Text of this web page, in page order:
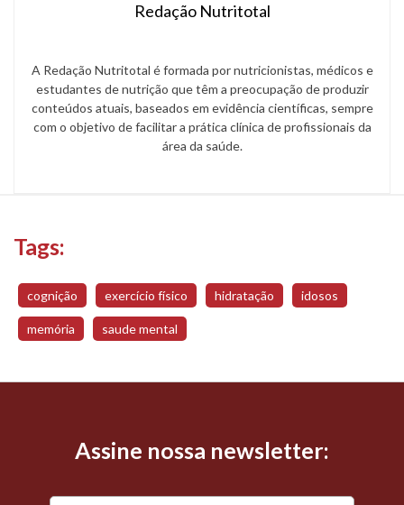
Redação Nutritotal
A Redação Nutritotal é formada por nutricionistas, médicos e
estudantes de nutrição que têm a preocupação de produzir
conteúdos atuais, baseados em evidência científicas, sempre
com o objetivo de facilitar a prática clínica de profissionais da
área da saúde.
Tags:
cognição exercício físico hidratação idosos
memória saude mental
Assine nossa newsletter: